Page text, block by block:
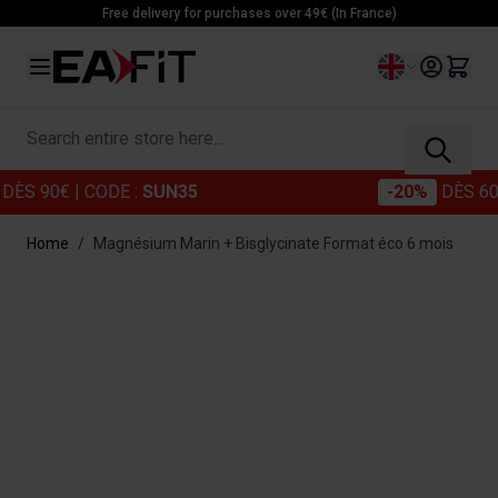
Skip to ContentFree delivery for purchases over 49€ (In France)
Language
Search entire store here...
| CODE :SUN35 DÈS 60€|
Home / Magnésium Marin + Bisglycinate Format éco 6 mois